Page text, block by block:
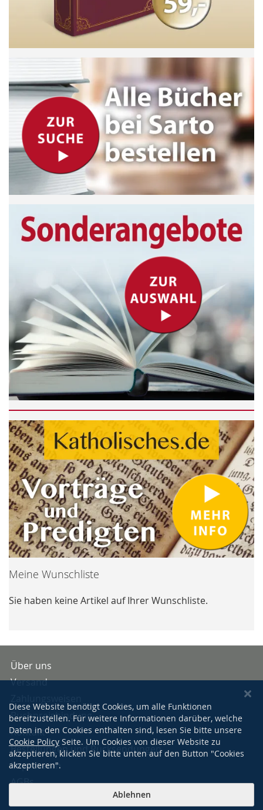
Meine Wunschliste
Sie haben keine Artikel auf Ihrer Wunschliste.
Über uns
Versand
Buchpreisbindung
Kontakt
Bestellungen und Rücksendungen
Impressum
AGBs
Diese Website benötigt Cookies, um alle Funktionen
bereitzustellen. Für weitere Informationen darüber, welche
Daten in den Cookies enthalten sind, lesen Sie bitte unsere
Cookie Policy Seite. Um Cookies von dieser Website zu
akzeptieren, klicken Sie bitte unten auf den Button "Cookies
akzeptieren".
Ablehnen